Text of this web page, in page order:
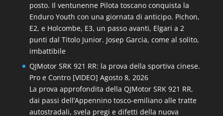
posto. Il ventunenne Pilota toscano conquista la
Enduro Youth con una giornata di anticipo. Pichon,
E2, e Holcombe, E3, un passo avanti, Elgari a 2
punti dal Titolo Junior. Josep Garcia, come al solito,
imbattibile
QJMotor SRK 921 RR: la prova della sportiva cinese.
Pro e Contro [VIDEO] Agosto 8, 2026
La prova approfondita della QJMotor SRK 921 RR,
dai passi dell’Appennino tosco-emiliano alle tratte
autostradali, svela pregi e difetti della nuova